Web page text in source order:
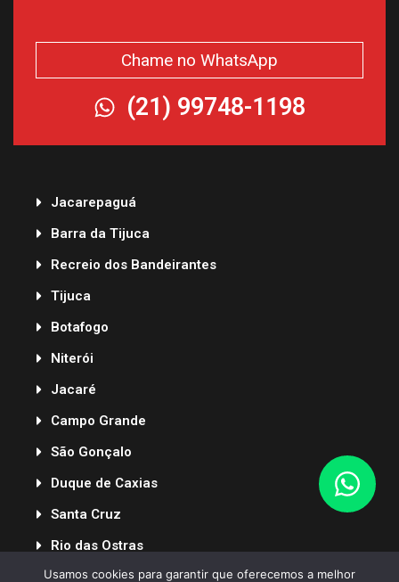
Chame no WhatsApp
(21) 99748-1198
Jacarepaguá
Barra da Tijuca
Recreio dos Bandeirantes
Tijuca
Botafogo
Niterói
Jacaré
Campo Grande
São Gonçalo
Duque de Caxias
Santa Cruz
Rio das Ostras
Usamos cookies para garantir que oferecemos a melhor